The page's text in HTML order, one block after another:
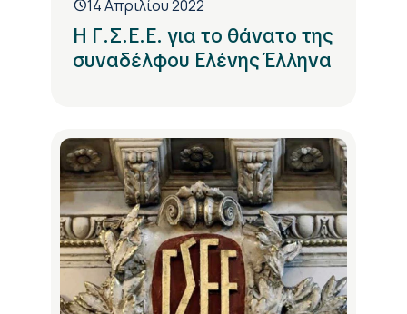
14 Απριλίου 2022
Η Γ.Σ.Ε.Ε. για το θάνατο της
συναδέλφου Ελένης Έλληνα